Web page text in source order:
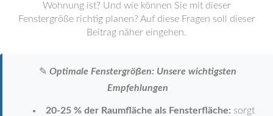
Wohnung ist? Und wie können Sie mit dieser
Fenstergröße richtig planen? Auf diese Fragen soll dieser
Beitrag näher eingehen.
✎ Optimale Fenstergrößen: Unsere wichtigsten
Empfehlungen
20-25 % der Raumfläche als Fensterfläche: sorgt